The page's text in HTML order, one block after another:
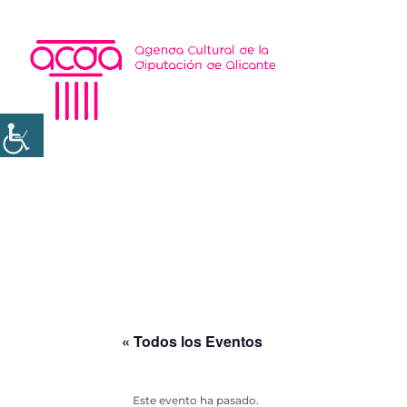
« Todos los Eventos
Este evento ha pasado.